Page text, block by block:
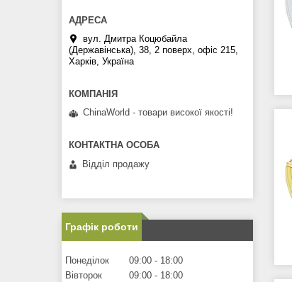
вул. Дмитра Коцюбайла
(Державінська), 38, 2 поверх, офіс 215,
Харків, Україна
ChinaWorld - товари високої якості!
Відділ продажу
Графік роботи
Понеділок 09:00
18:00
Вівторок
09:00
18:00